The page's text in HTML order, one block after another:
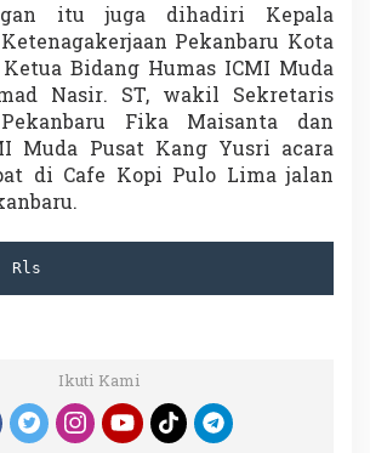
itu juga dihadiri Kepala
Pekanbaru Kota
Bidang Humas ICMI Muda
Nasir. ST, wakil Sekretaris
Fika Maisanta dan
Muda Pusat Kang Yusri acara
di Cafe Kopi Pulo Lima jalan
Rls
Ikuti Kami